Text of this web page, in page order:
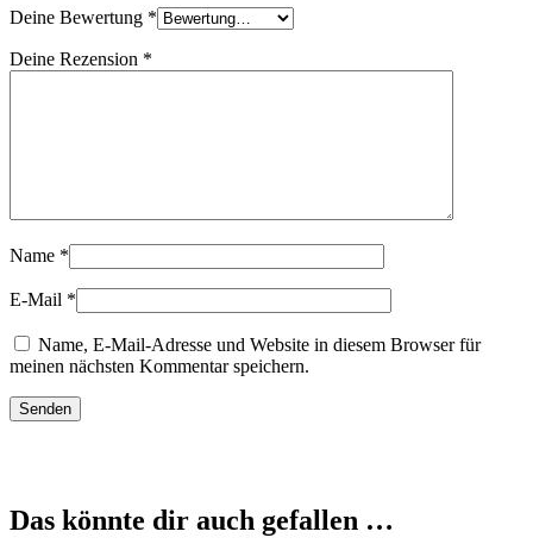
Deine Bewertung *
Deine Rezension *
Name *
E-Mail *
Name, E-Mail-Adresse und Website in diesem Browser für
meinen nächsten Kommentar speichern.
Das könnte dir auch gefallen …